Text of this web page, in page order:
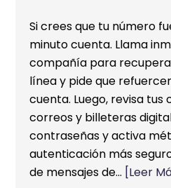
Si crees que tu número
minuto cuenta. Llama
compañía para
línea y pide que
cuenta. Luego, revisa tus
correos y billeteras
contraseñas y activa
autenticación más
de mensajes de… [Leer